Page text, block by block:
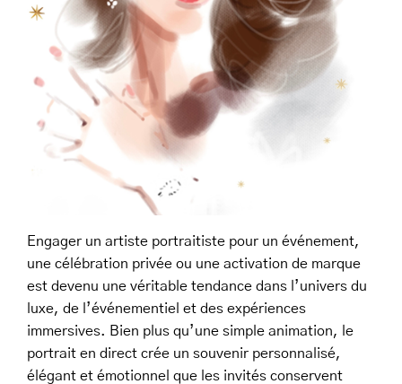
Engager un artiste portraitiste pour un événement,
une célébration privée ou une activation de marque
est devenu une véritable tendance dans l’univers du
luxe, de l’événementiel et des expériences
immersives. Bien plus qu’une simple animation, le
portrait en direct crée un souvenir personnalisé,
élégant et émotionnel que les invités conservent